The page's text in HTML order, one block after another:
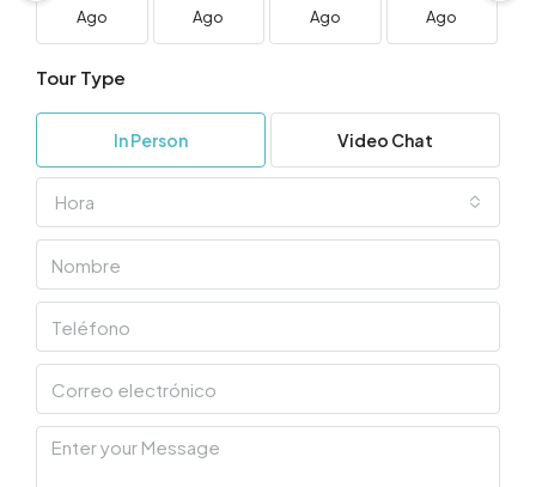
Ago Ago Ago Ago
Tour Type
In Person Video Chat
Hora